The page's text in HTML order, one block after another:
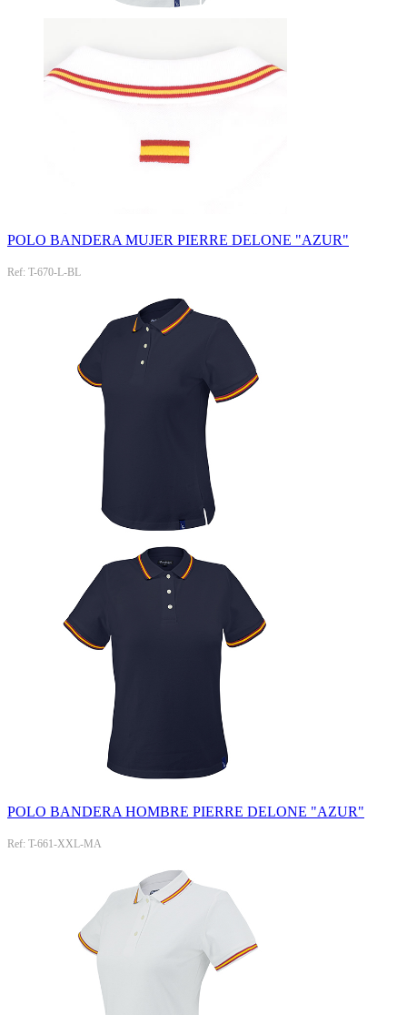
POLO BANDERA MUJER PIERRE DELONE "AZUR"
Ref: T-670-L-BL
POLO BANDERA HOMBRE PIERRE DELONE "AZUR"
Ref: T-661-XXL-MA